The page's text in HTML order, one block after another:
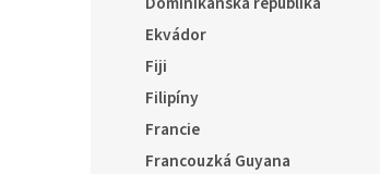
Ekvádor
Fiji
Filipíny
Francie
Francouzká Guyana